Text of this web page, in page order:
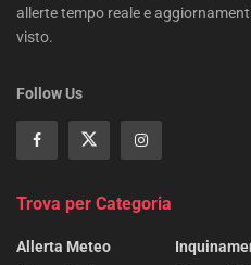
allerte tempo reale e
visto.
Follow Us
Trova per Categoria
Allerta Meteo